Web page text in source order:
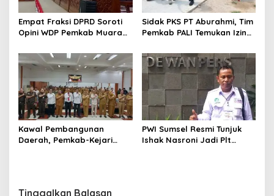
Empat Fraksi DPRD Soroti
Opini WDP Pemkab Muara
Kelola Keuangan
Sidak PKS PT Aburahmi, Tim
Pemkab PALI Temukan Izin
Kawal Pembangunan
Daerah, Pemkab-Kejari
PWI Sumsel Resmi Tunjuk
Ishak Nasroni Jadi Plt
Tinggalkan Balasan